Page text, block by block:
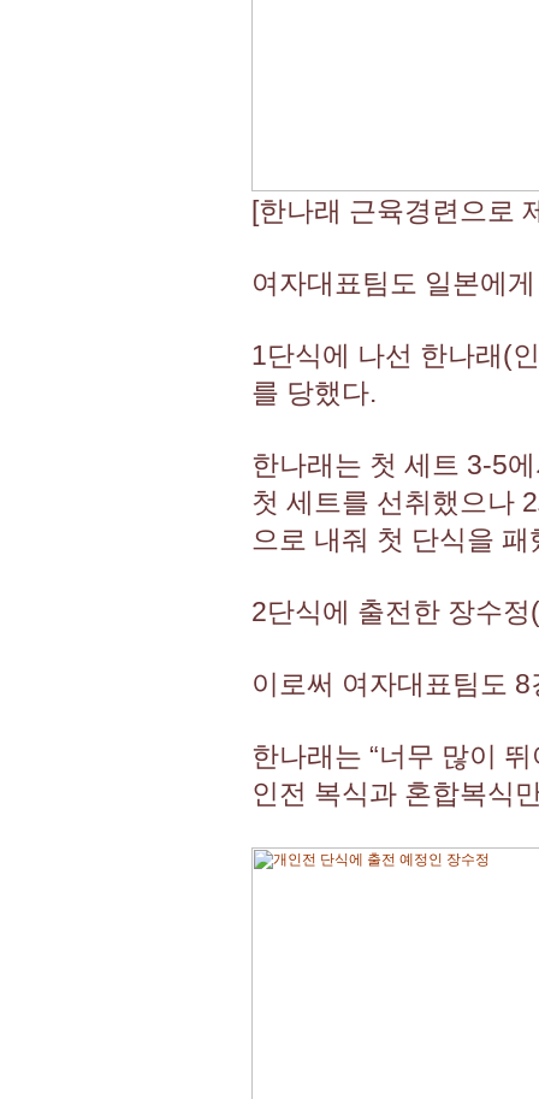
[한나래 근육경련으로
여자대표팀도 일본에
1단식에 나선 한나래(
를 당했다.
한나래는 첫 세트 3-5
첫 세트를 선취했으나
으로 내줘 첫 단식을 패
2단식에 출전한 장수
이로써 여자대표팀도
한나래는 “너무 많이
인전 복식과 혼합복식